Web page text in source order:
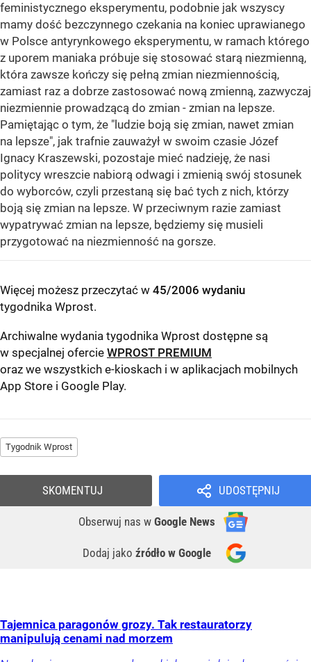
feministycznego eksperymentu, podobnie jak wszyscy
mamy dość bezczynnego czekania na koniec uprawianego
w Polsce antyrynkowego eksperymentu, w ramach którego
z uporem maniaka próbuje się stosować starą niezmienną,
która zawsze kończy się pełną zmian niezmiennością,
zamiast raz a dobrze zastosować nową zmienną, zazwyczaj
niezmiennie prowadzącą do zmian - zmian na lepsze.
Pamiętając o tym, że "ludzie boją się zmian, nawet zmian
na lepsze", jak trafnie zauważył w swoim czasie Józef
Ignacy Kraszewski, pozostaje mieć nadzieję, że nasi
politycy wreszcie nabiorą odwagi i zmienią swój stosunek
do wyborców, czyli przestaną się bać tych z nich, którzy
boją się zmian na lepsze. W przeciwnym razie zamiast
wypatrywać zmian na lepsze, będziemy się musieli
przygotować na niezmienność na gorsze.
Więcej możesz przeczytać w 45/2006 wydaniu
tygodnika Wprost.
Archiwalne wydania tygodnika Wprost dostępne są
w specjalnej ofercie WPROST PREMIUM
oraz we wszystkich e-kioskach i w aplikacjach mobilnych
App Store i Google Play.
Tygodnik Wprost
UDOSTĘPNIJ
Obserwuj nas w Google News
Dodaj jako źródło w Google
SKOMENTUJ
Tajemnica paragonów grozy. Tak restauratorzy
manipulują cenami nad morzem